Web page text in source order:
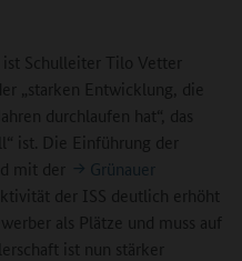
Schulleiter Tilo Vetter
„starken Entwicklung, die
durchlaufen hat“, das
ist. Die Einführung der
mit der
Grünauer
der ISS deutlich erhöht
als Plätze und muss auf
ist nun stärker